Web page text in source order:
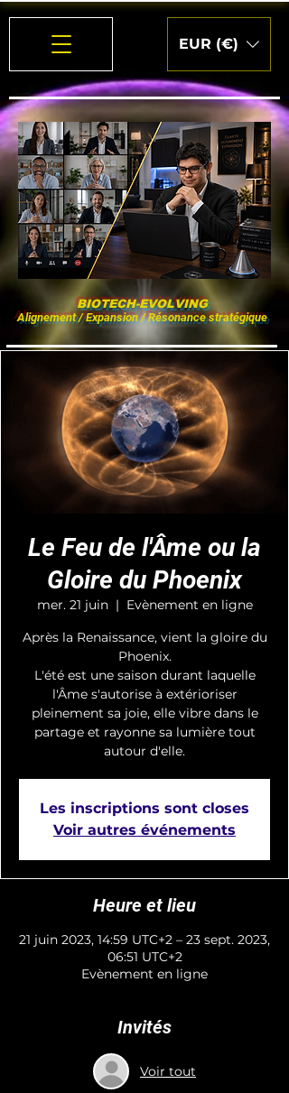
EUR (€)
BIOTECH-EVOLVING
Alignement / Expansion / Résonance stratégique
Le Feu de l'Âme ou la
Gloire du Phoenix
mer. 21 juin
  |
Evènement en ligne
Après la Renaissance, vient la gloire du
Phoenix.
L'été est une saison durant laquelle
l'Âme s'autorise à extérioriser
pleinement sa joie, elle vibre dans le
partage et rayonne sa lumière tout
autour d'elle.
Les inscriptions sont closes
Voir autres événements
Heure et lieu
21 juin 2023, 14:59 UTC+2 – 23 sept. 2023,
06:51 UTC+2
Evènement en ligne
Invités
Voir tout